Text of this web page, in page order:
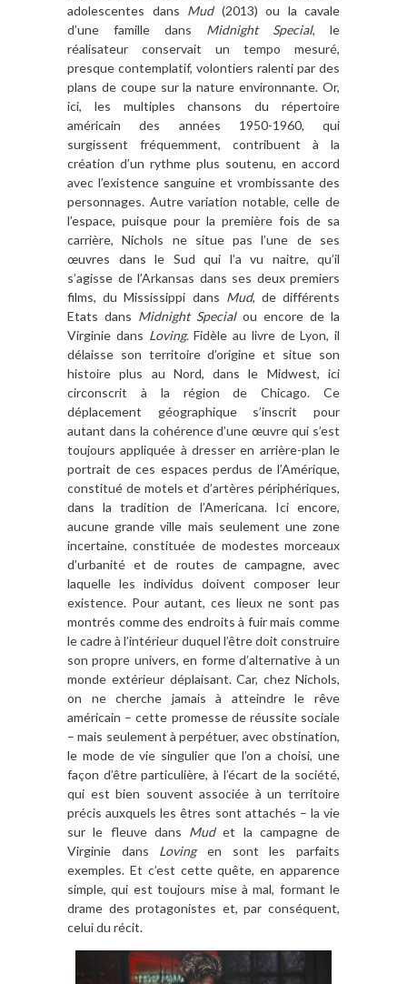
adolescentes dans Mud (2013) ou la cavale
d’une famille dans Midnight Special, le
réalisateur conservait un tempo mesuré,
presque contemplatif, volontiers ralenti par des
plans de coupe sur la nature environnante. Or,
ici, les multiples chansons du répertoire
américain des années 1950-1960, qui
surgissent fréquemment, contribuent à la
création d’un rythme plus soutenu, en accord
avec l’existence sanguine et vrombissante des
personnages. Autre variation notable, celle de
l’espace, puisque pour la première fois de sa
carrière, Nichols ne situe pas l’une de ses
œuvres dans le Sud qui l’a vu naitre, qu’il
s’agisse de l’Arkansas dans ses deux premiers
films, du Mississippi dans Mud, de différents
Etats dans Midnight Special ou encore de la
Virginie dans Loving. Fidèle au livre de Lyon, il
délaisse son territoire d’origine et situe son
histoire plus au Nord, dans le Midwest, ici
circonscrit à la région de Chicago. Ce
déplacement géographique s’inscrit pour
autant dans la cohérence d’une œuvre qui s’est
toujours appliquée à dresser en arrière-plan le
portrait de ces espaces perdus de l’Amérique,
constitué de motels et d’artères périphériques,
dans la tradition de l’Americana. Ici encore,
aucune grande ville mais seulement une zone
incertaine, constituée de modestes morceaux
d’urbanité et de routes de campagne, avec
laquelle les individus doivent composer leur
existence. Pour autant, ces lieux ne sont pas
montrés comme des endroits à fuir mais comme
le cadre à l’intérieur duquel l’être doit construire
son propre univers, en forme d’alternative à un
monde extérieur déplaisant. Car, chez Nichols,
on ne cherche jamais à atteindre le rêve
américain – cette promesse de réussite sociale
– mais seulement à perpétuer, avec obstination,
le mode de vie singulier que l’on a choisi, une
façon d’être particulière, à l’écart de la société,
qui est bien souvent associée à un territoire
précis auxquels les êtres sont attachés – la vie
sur le fleuve dans Mudet la campagne de
Virginie dans Lovingen sont les parfaits
exemples. Et c’est cette quête, en apparence
simple, qui est toujours mise à mal, formant le
drame des protagonistes et, par conséquent,
celui du récit.